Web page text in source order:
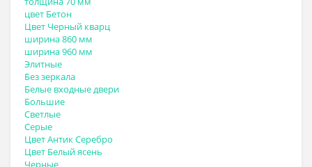
цвет Бетон
Цвет Черный кварц
ширина 860 мм
ширина 960 мм
Элитные
Без зеркала
Белые входные двери
Большие
Светлые
Серые
Цвет Антик Серебро
Цвет Белый ясень
Черные